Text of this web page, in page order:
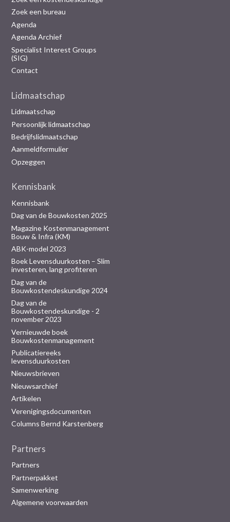
Zoek een bureau
Agenda
Agenda Archief
Specialist Interest Groups
(SIG)
Contact
Lidmaatschap
Lidmaatschap
Persoonlijk lidmaatschap
Bedrijfslidmaatschap
Aanmeldformulier
Opzeggen
Kennisbank
Kennisbank
Dag van de Bouwkosten 2025
Magazine Kostenmanagement
Bouw & Infra (KM)
ABK-model 2023
Boek Levensduurkosten – Slim
investeren, lang profiteren
Dag van de
Bouwkostendeskundige 2024
Dag van de
Bouwkostendeskundige - 2
november 2023
Vernieuwde boek
Bouwkostenmanagement
Publicatiereeks
levensduurkosten
Nieuwsbrieven
Nieuwsarchief
Artikelen
Verenigingsdocumenten
Columns Bernd Karstenberg
Partners
Partners
Partnerpakket
Samenwerking
Algemene voorwaarden